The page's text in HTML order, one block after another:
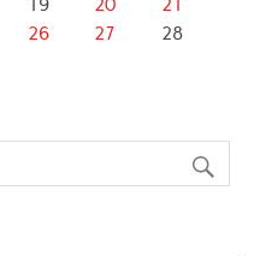
19 20
21
26 27
28